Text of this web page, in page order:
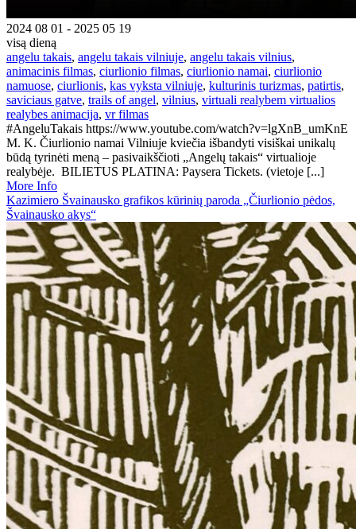
2024 08 01 - 2025 05 19
visą dieną
angelu takais, angelu takais vilniuje, angelu takais vilnius,
animacinis filmas, ciurlionio filmas, ciurlionio namai, ciurlionio
namuose, ciurlionis, kas vyksta vilniuje, kulturinis turizmas, patirtis,
saviciaus gatve, trails of angel, vilnius, virtuali realybem virtualios
realybes animacija, vr filmas
#AngeluTakais https://www.youtube.com/watch?v=lgXnB_umKnE
M. K. Čiurlionio namai Vilniuje kviečia išbandyti visiškai unikalų
būdą tyrinėti meną – pasivaikščioti „Angelų takais“ virtualioje
realybėje. BILIETUS PLATINA: Paysera Tickets. (vietoje [...]
More Info
Kazimiero Švainausko grafikos kūrinių paroda „Čiurlionio pėdos,
Švainausko akys“